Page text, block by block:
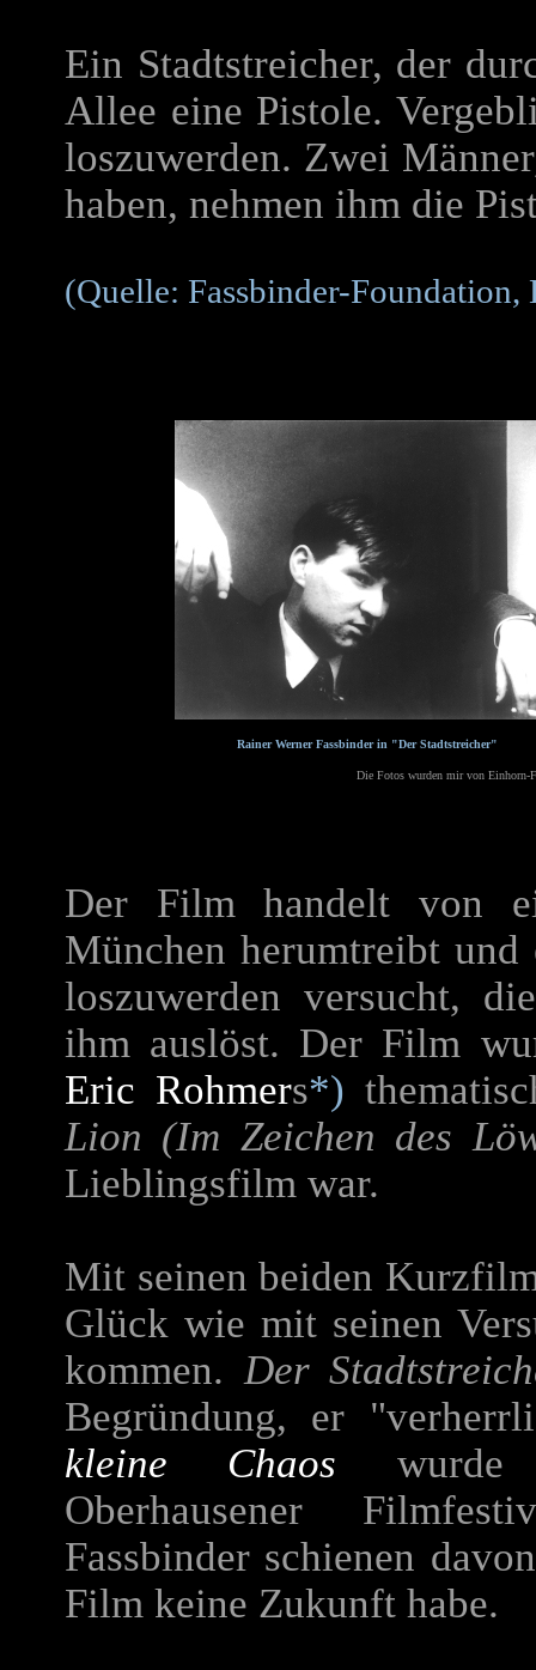
Ein Stadtstreicher, der
Allee eine Pistole.
loszuwerden. Zwei
haben, nehmen ihm die
(Quelle: Fassbinder-Foundation,
Rainer Werner Fassbinder in "Der Stadtstreicher"
Die Fotos wurden mir von Einhorn-
Der Film handelt von
München herumtreibt
loszuwerden versucht,
ihm auslöst. Der Film
Eric Rohmers*)
Lion (Im Zeichen des
Lieblingsfilm war.
Mit seinen beiden
Glück wie mit seinen
kommen.Der
Begründung, er
kleine Chaos wurde
Oberhausener
Fassbinder schienen
Film keine Zukunft habe.